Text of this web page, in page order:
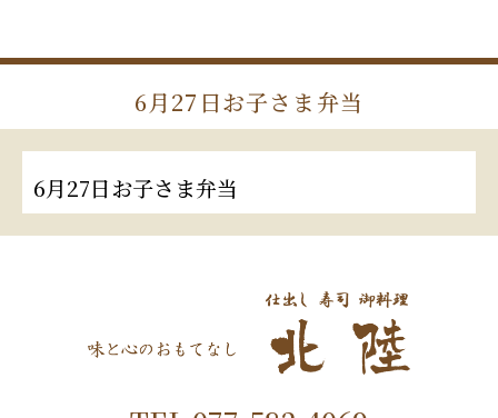
6月27日お子さま弁当
6月27日お子さま弁当